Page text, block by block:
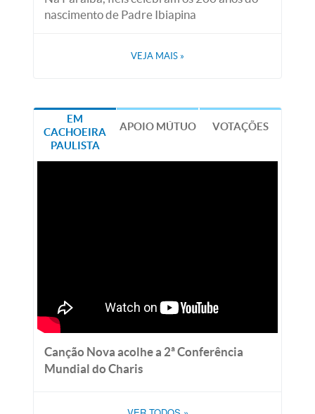
nascimento de Padre Ibiapina
VEJA MAIS »
EM
CACHOEIRA
PAULISTA
APOIO MÚTUO VOTAÇÕES
Canção Nova acolhe a 2ª Conferência
Mundial do Charis